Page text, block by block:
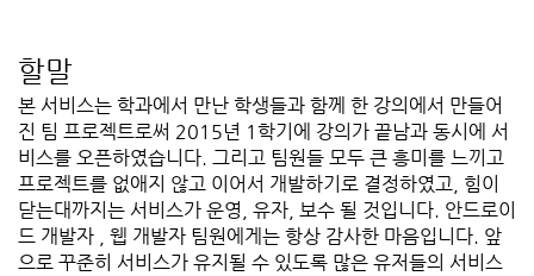
할말
본 서비스는 학과에서 만난 학생들과 함께 한 강의에서 만들어
진 팀 프로젝트로써 2015년 1학기에 강의가 끝남과 동시에 서
비스를 오픈하였습니다. 그리고 팀원들 모두 큰 흥미를 느끼고
프로젝트를 없애지 않고 이어서 개발하기로 결정하였고, 힘이
닫는대까지는 서비스가 운영, 유자, 보수 될 것입니다. 안드로이
드 개발자 , 웹 개발자 팀원에게는 항상 감사한 마음입니다. 앞
으로 꾸준히 서비스가 유지될 수 있도록 많은 유저들의 서비스